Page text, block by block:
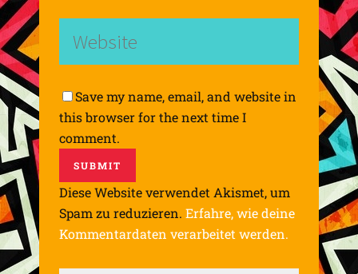
Save my name, email, and website in
this browser for the next time I
comment.
Diese Website verwendet Akismet, um
Spam zu reduzieren. Erfahre, wie deine
Kommentardaten verarbeitet werden.